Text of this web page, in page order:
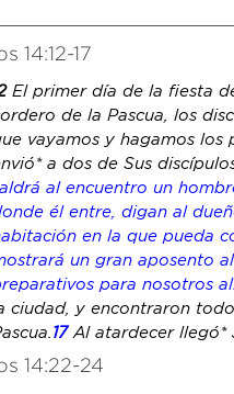
14:12-17
El primer día de la fiesta
de la Pascua, los
vayamos y hagamos los
a dos de Sus
al encuentro un
él entre, digan al
en la que pueda
un gran aposento
para nosotros
ciudad, y encontraron todo
17 Al atardecer llegó*
14:22-24